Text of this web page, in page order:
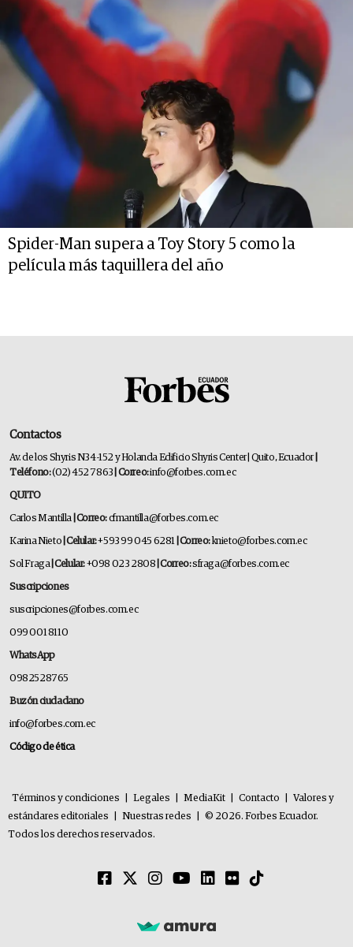
Spider-Man supera a Toy Story 5 como la
película más taquillera del año
Contactos
Av. de los Shyris N34-152 y Holanda Edificio Shyris Center | Quito, Ecuador
Teléfono:(02) 452 7863 | Correo:info@forbes.com.ec
QUITO
Carlos Mantilla | Correo:cfmantilla@forbes.com.ec
Karina Nieto | Celular:+593 99 045 6281 | Correo:knieto@forbes.com.ec
Sol Fraga| Celular:+098 023 2808 | Correo:sfraga@forbes.com.ec
Suscripciones
suscripciones@forbes.com.ec
099 001 8110
WhatsApp
0982528765
Buzón ciudadano
info@forbes.com.ec
Código de ética
Términos y condiciones Legales MediaKit Contacto
Valores y
estándares editoriales
Nuestras redes
© 2026. Forbes Ecuador.
Todos los derechos reservados.